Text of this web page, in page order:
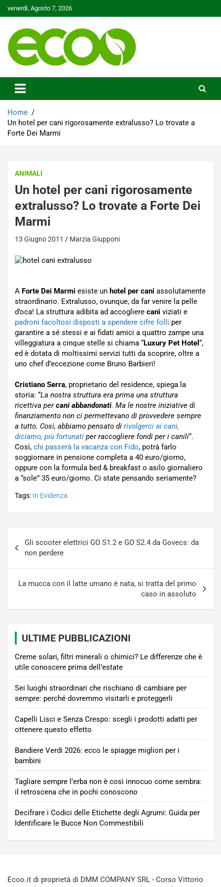
to
venerdì, Agosto 7, 2026
Ecoo.it
Home
Un hotel per cani rigorosamente extralusso? Lo trovate a
Forte Dei Marmi
ANIMALI
Un hotel per cani rigorosamente
extralusso? Lo trovate a Forte Dei
Marmi
13 Giugno 2011 Marzia Giupponi
A Forte Dei Marmi esiste un hotel per cani assolutamente
straordinario. Extralusso, ovunque, da far venire la pelle
d’oca! La struttura adibita ad accogliere cani viziati e
padroni facoltosi disposti a spendere cifre folli per
garantire a sé stessi e ai fidati amici a quattro zampe una
villeggiatura a cinque stelle si chiama “Luxury Pet Hotel “,
ed è dotata di moltissimi servizi tutti da scoprire, oltre a
uno chef d’eccezione come Bruno Barbieri!
Cristiano Serra, proprietario del residence, spiega la
storia: “La nostra struttura era prima una struttura
ricettiva percani abbandonati. Ma le nostre iniziative di
finanziamento non ci permettevano di provvedere sempre
a tutto. Così, abbiamo pensato di rivolgerci ai cani,
diciamo, più fortunati per raccogliere fondi per i canili“.
Così, chi passerà la vacanza con Fido, potrà farlo
soggiornare in pensione completa a 40 euro/giorno,
oppure con la formula bed & breakfast o asilo giornaliero
a “sole” 35 euro/giorno. Ci state pensando seriamente?
Tags: In Evidenza
articoli
Gli scooter elettrici GO S1.2 e GO S2.4 da Govecs: da
non perdere
La mucca con il latte umano è nata, si tratta del primo
caso in assoluto
ULTIME PUBBLICAZIONI
Creme solari, filtri minerali o chimici? Le differenze che è
utile conoscere prima dell’estate
Sei luoghi straordinari che rischiano di cambiare per
sempre: perché dovremmo visitarli e proteggerli
Capelli Lisci e Senza Crespo: scegli i prodotti adatti per
ottenere questo effetto
Bandiere Verdi 2026: ecco le spiagge migliori per i
bambini
Tagliare sempre l’erba non è così innocuo come sembra:
il retroscena che in pochi conoscono
Decifrare i Codici delle Etichette degli Agrumi: Guida per
Identificare le Bucce Non Commestibili
Ecoo.it di proprietà di DMM COMPANY SRL - Corso Vittorio